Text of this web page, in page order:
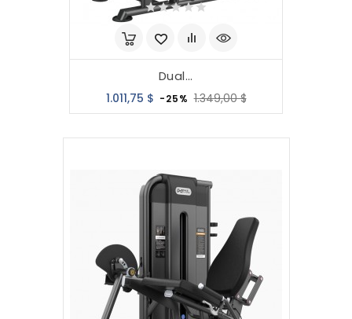
Dual...
1.011,75 $ Precio
base
-25% 1.349,00 $Precio